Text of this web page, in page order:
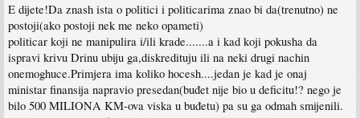
E dijete!Da znash ista o politici i politicarima znao bi da(trenutno) ne
postoji(ako postoji nek me neko opameti)
politicar koji ne manipulira i/ili krade.......a i kad koji pokusha da
ispravi krivu Drinu ubiju ga,diskredituju ili na neki drugi nachin
onemoghuce.Primjera ima koliko hocesh....jedan je kad je onaj
ministar finansija napravio presedan(buđet nije bio u deficitu!? nego je
bilo 500 MILIONA KM-ova viska u buđetu) pa su ga odmah smijenili.